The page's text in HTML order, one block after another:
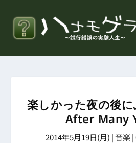
楽しかった夜の後
After Many
2014年5月19日(月) | 音楽|